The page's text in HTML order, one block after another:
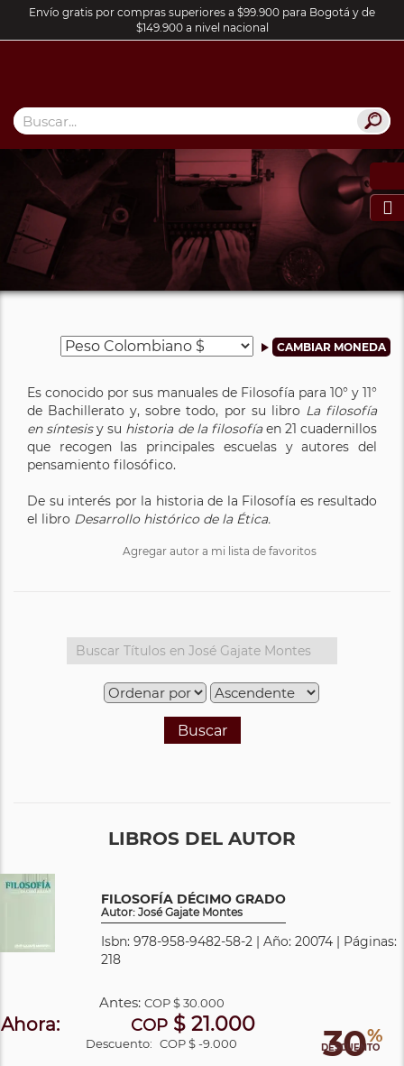
Envío gratis por compras superiores a $99.900 para Bogotá y de
$149.900 a nivel nacional

Es conocido por sus manuales de Filosofía para 10° y 11°
de Bachillerato y, sobre todo, por su libro La filosofía
en síntesisy su historia de la filosofíaen 21 cuadernillos
que recogen las principales escuelas y autores del
pensamiento filosófico.
De su interés por la historia de la Filosofía es resultado
el libro Desarrollo histórico de la Ética.
Agregar autor a mi lista de favoritos
Buscar
LIBROS DEL AUTOR
FILOSOFÍA DÉCIMO GRADO
Autor: José Gajate Montes
Isbn: 978-958-9482-58-2 | Año: 20074 | Páginas:
218
30%
DESCUENTO
Antes: COP$ 30.000
Ahora: COP $ 21.000
Descuento: COP $ -9.000